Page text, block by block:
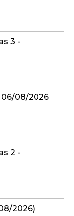
3 -
06/08/2026
2 -
2026)